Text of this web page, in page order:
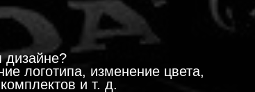
дизайне?
логотипа, изменение цвета,
и т. д.